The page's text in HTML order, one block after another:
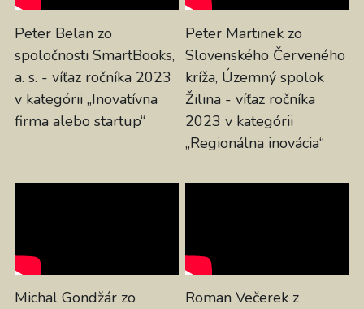
Peter Belan zo
spoločnosti SmartBooks,
a. s. - víťaz ročníka 2023
v kategórii „Inovatívna
firma alebo startup“
Peter Martinek zo
Slovenského Červeného
kríža, Územný spolok
Žilina - víťaz ročníka
2023 v kategórii
„Regionálna inovácia“
Michal Gondžár zo
Roman Večerek z